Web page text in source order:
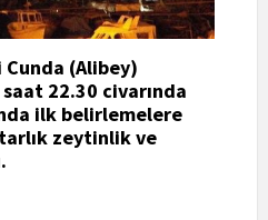
(Alibey)
22.30 civarında
ilk belirlemelere
zeytinlik ve